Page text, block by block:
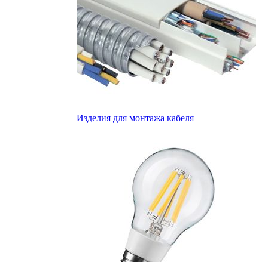
Изделия для монтажа кабеля